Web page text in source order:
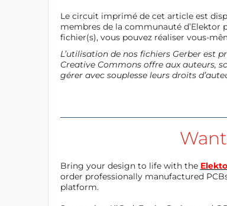
Le circuit imprimé de cet article est
membres de la communauté d’Elektor
fichier(s), vous pouvez réaliser vous-
L’utilisation de nos fichiers Gerber est
Creative Commons offre aux auteurs,
gérer avec souplesse leurs droits
Bring your design to life with the
order professionally manufactured
platform.